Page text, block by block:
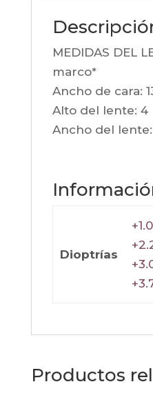
MEDIDAS DEL
marco*
Ancho de cara:
Alto del lente: 4
Ancho del lente:
Dioptrías
+1.0
Productos